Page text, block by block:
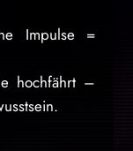
Impulse =
hochfährt –